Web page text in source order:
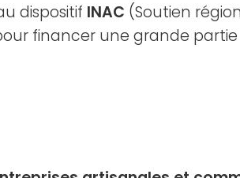
dispositif INAC (Soutien
financer une grande